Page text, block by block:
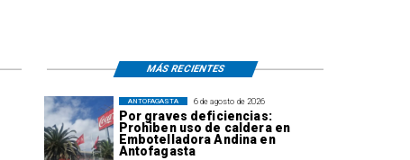
6 de agosto de 2026
Por graves deficiencias:
Prohiben uso de caldera en
Embotelladora Andina en
Antofagasta
ANTOFAGASTA
MÁS RECIENTES